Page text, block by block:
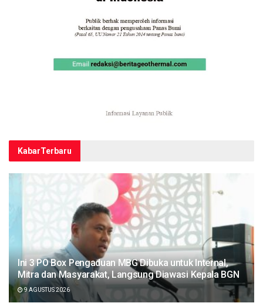
KabarTerbaru
Ini 3 PO Box Pengaduan MBG Dibuka untuk Internal,
Mitra dan Masyarakat, Langsung Diawasi Kepala BGN
9 AGUSTUS 2026